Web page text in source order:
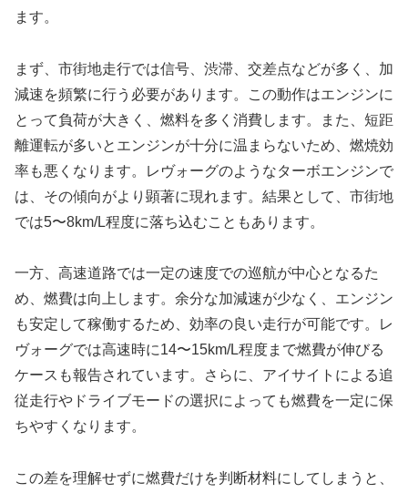
ます。
まず、市街地走行では信号、渋滞、交差点などが多く、加
減速を頻繁に行う必要があります。この動作はエンジンに
とって負荷が大きく、燃料を多く消費します。また、短距
離運転が多いとエンジンが十分に温まらないため、燃焼効
率も悪くなります。レヴォーグのようなターボエンジンで
は、その傾向がより顕著に現れます。結果として、市街地
では5〜8km/L程度に落ち込むこともあります。
一方、高速道路では一定の速度での巡航が中心となるた
め、燃費は向上します。余分な加減速が少なく、エンジン
も安定して稼働するため、効率の良い走行が可能です。レ
ヴォーグでは高速時に14〜15km/L程度まで燃費が伸びる
ケースも報告されています。さらに、アイサイトによる追
従走行やドライブモードの選択によっても燃費を一定に保
ちやすくなります。
この差を理解せずに燃費だけを判断材料にしてしまうと、